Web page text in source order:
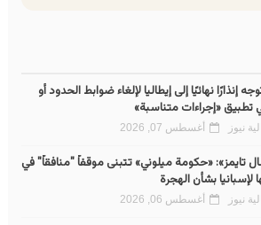
إنذارًا نهائيًا إلى إيطاليا لإلغاء ضوابط الحدود أو
«إجراءات متناسبة»
نيوز أغسطس 07, 2026
تايمز»: «حكومة ميلوني» تتبنى موقفاً "منافقاً" في
لإسبانيا بشأن الهجرة
نيوز أغسطس 06, 2026